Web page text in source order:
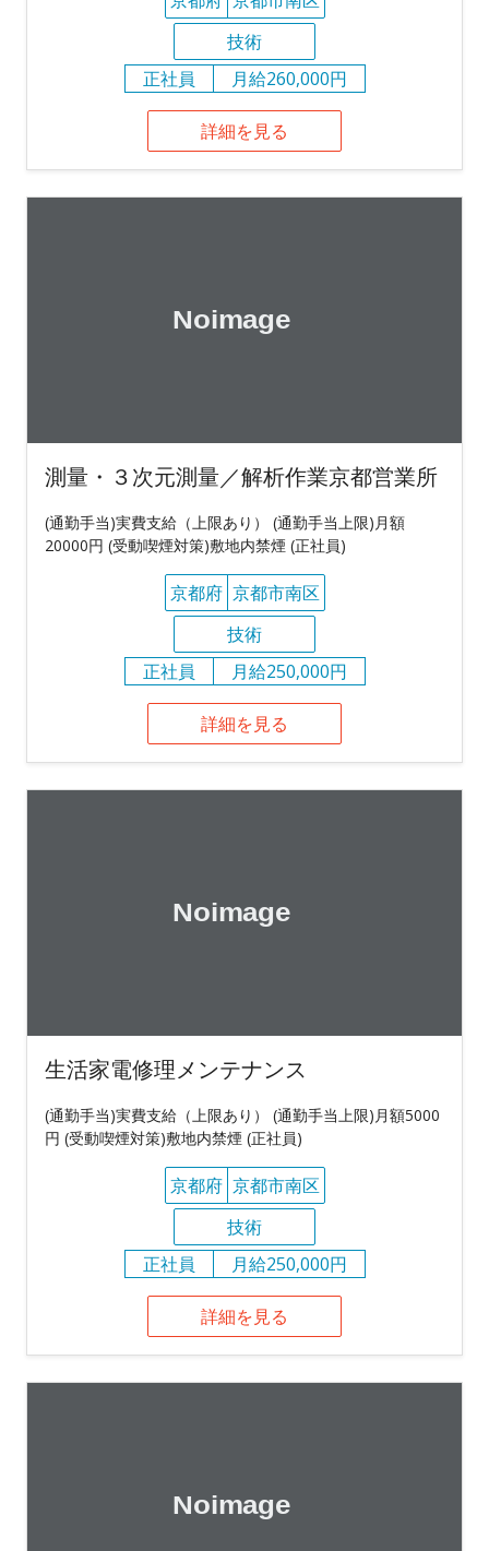
技術
正社員
月給260,000円
詳細を見る
測量・３次元測量／解析作業京都営業所
(通勤手当)実費支給（上限あり） (通勤手当上限)月額
20000円 (受動喫煙対策)敷地内禁煙 (正社員)
京都府 京都市南区
技術
正社員
月給250,000円
詳細を見る
生活家電修理メンテナンス
(通勤手当)実費支給（上限あり） (通勤手当上限)月額5000
円 (受動喫煙対策)敷地内禁煙 (正社員)
京都府 京都市南区
技術
正社員
月給250,000円
詳細を見る